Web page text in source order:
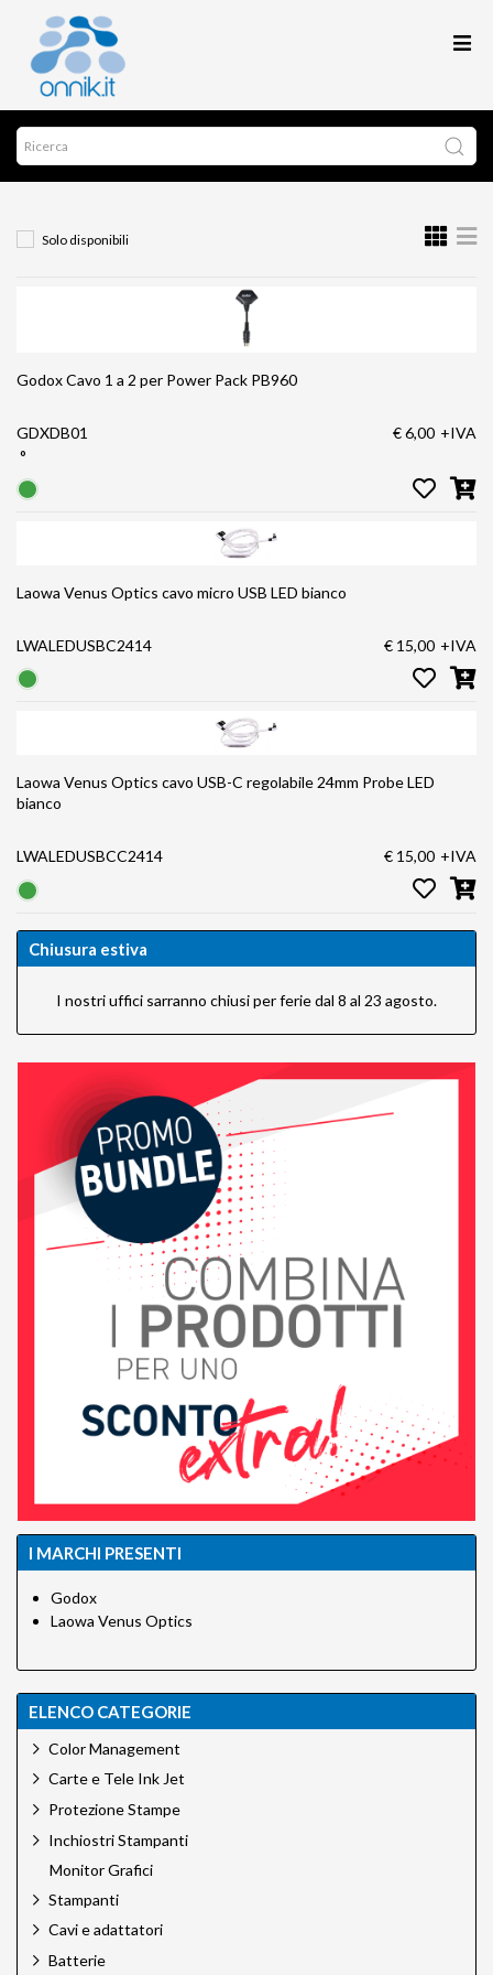
Solo disponibili
Godox Cavo 1 a 2 per Power Pack PB960
GDXDB01
°
€ 6,00 +IVA
Laowa Venus Optics cavo micro USB LED bianco
LWALEDUSBC2414 € 15,00 +IVA
Laowa Venus Optics cavo USB-C regolabile 24mm Probe LED
bianco
LWALEDUSBCC2414 € 15,00 +IVA
Chiusura estiva
I nostri uffici sarranno chiusi per ferie dal 8 al 23 agosto.
I MARCHI PRESENTI
Godox
Laowa Venus Optics
ELENCO CATEGORIE
Color Management
Carte e Tele Ink Jet
Protezione Stampe
Inchiostri Stampanti
Monitor Grafici
Stampanti
Cavi e adattatori
Batterie